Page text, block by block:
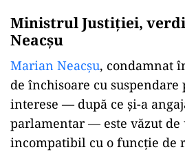
Ministrul Justiției,
Neacșu
Marian Neacșu, condamnat
de închisoare cu
interese — după ce și-a
parlamentar — este văzut
incompatibil cu o funcție de